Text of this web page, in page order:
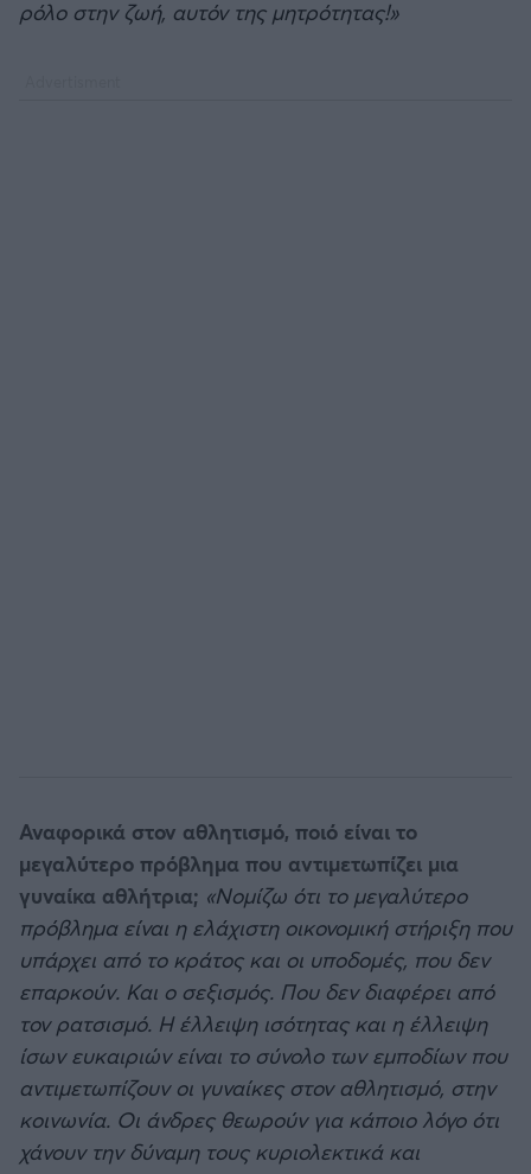
ρόλο στην ζωή, αυτόν της μητρότητας!»
Αναφορικά στον αθλητισμό, ποιό είναι το
μεγαλύτερο πρόβλημα που αντιμετωπίζει μια
γυναίκα αθλήτρια; «Νομίζω ότι το μεγαλύτερο
πρόβλημα είναι η ελάχιστη οικονομική στήριξη που
υπάρχει από το κράτος και οι υποδομές, που δεν
επαρκούν. Και ο σεξισμός. Που δεν διαφέρει από
τον ρατσισμό. Η έλλειψη ισότητας και η έλλειψη
ίσων ευκαιριών είναι το σύνολο των εμποδίων που
αντιμετωπίζουν οι γυναίκες στον αθλητισμό, στην
κοινωνία. Οι άνδρες θεωρούν για κάποιο λόγο ότι
χάνουν την δύναμη τους κυριολεκτικά και